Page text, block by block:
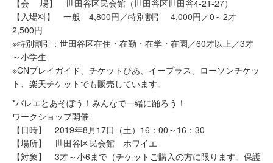
【会 場】 世田谷区民会館（世田谷区世田谷4-21-27）
【入場料】 一般 4,800円／特別割引 4,000円／0～2才
2,500円
※特別割引：世田谷区在住・在勤・在学・在園／60才以上／3才
～小学生
※CNプレイガイド、チケットぴあ、イープラス、ローソンチケッ
ト、楽天チケットでも販売しています。
*バレエとあそぼう！みんなで一緒に踊ろう！
ワークショップ開催
【日時】 2019年8月17日（土）16：00～16：30
【場所】 世田谷区民会館 ホワイエ
【対象】 3才～小6まで（チケットご購入の方に限ります。保護